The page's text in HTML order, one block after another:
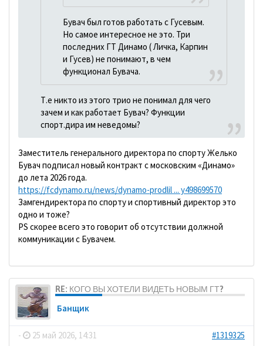
Бувач был готов работать с Гусевым.
Но самое интересное не это. Три
последних ГТ Динамо ( Личка, Карпин
и Гусев) не понимают, в чем
функционал Бувача.
Т.е никто из этого трио не понимал для чего
зачем и как работает Бувач? Функции
спорт.дира им неведомы?
Заместитель генерального директора по спорту Желько
Бувач подписал новый контракт с московским «Динамо»
до лета 2026 года.
https://fcdynamo.ru/news/dynamo-prodlil ... y498699570
Замгендиректора по спорту и спортивный директор это
одно и тоже?
PS скорее всего это говорит об отсутствии должной
коммуникации с Бувачем.
RE: КОГО ВЫ ХОТЕЛИ ВИДЕТЬ НОВЫМ ГТ?
Банщик
- 25 май 2026, 14:31
#1319325